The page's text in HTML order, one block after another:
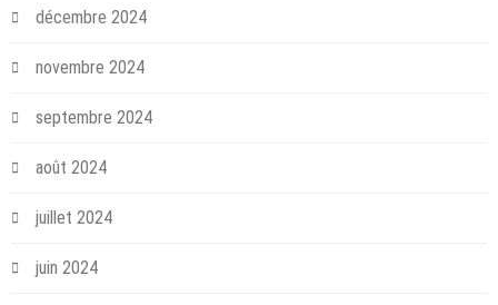
décembre 2024
novembre 2024
septembre 2024
août 2024
juillet 2024
juin 2024